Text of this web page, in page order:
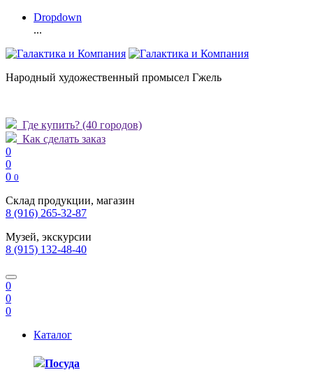
Dropdown
...
Народный художественный промысел Гжель
Где купить? (40 городов)
Как сделать заказ
0
0
0 0
Склад продукции, магазин
8 (916) 265-32-87
Музей, экскурсии
8 (915) 132-48-40
0
0
0
Каталог
Посуда